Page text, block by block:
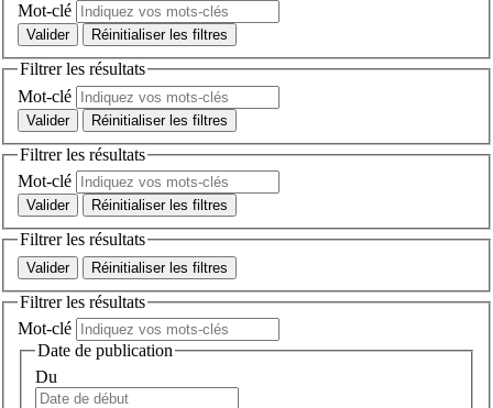
Mot-clé
Réinitialiser les filtres
Filtrer les résultats
Mot-clé
Réinitialiser les filtres
Filtrer les résultats
Mot-clé
Réinitialiser les filtres
Filtrer les résultats
Réinitialiser les filtres
Filtrer les résultats
Mot-clé
Date de publication
Du